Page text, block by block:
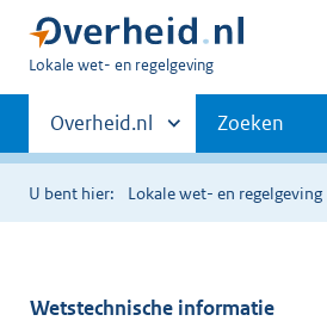
U
hier:
Lokale wet- en regelgeving
Primaire
navigatie
Andere
sites
binnen
Overheid.nl Zoeken
U bent hier: Lokale wet- en regelgeving
Wetstechnische informatie